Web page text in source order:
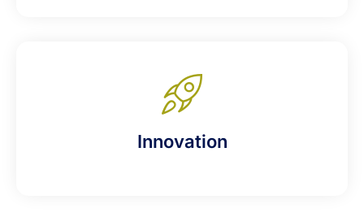
Innovation